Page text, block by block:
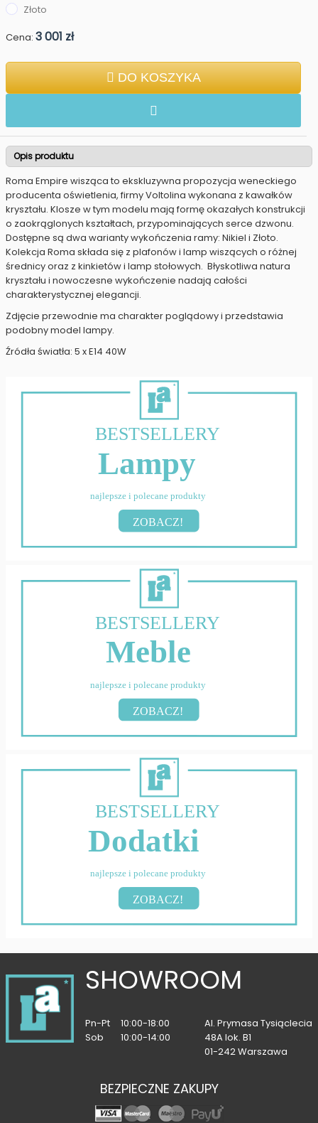
Złoto
Cena: 3 001 zł
DO KOSZYKA
Opis produktu
Roma Empire wisząca to ekskluzywna propozycja weneckiego
producenta oświetlenia, firmy Voltolina wykonana z kawałków
kryształu. Klosze w tym modelu mają formę okazałych konstrukcji
o zaokrąglonych kształtach, przypominających serce dzwonu.
Dostępne są dwa warianty wykończenia ramy: Nikiel i Złoto.
Kolekcja Roma składa się z plafonów i lamp wiszących o różnej
średnicy oraz z kinkietów i lamp stołowych. Błyskotliwa natura
kryształu i nowoczesne wykończenie nadają całości
charakterystycznej elegancji.
Zdjęcie przewodnie ma charakter poglądowy i przedstawia
podobny model lampy.
Źródła światła: 5 x E14 40W
BESTSELLERY
Lampy
najlepsze i polecane produkty
ZOBACZ!
BESTSELLERY
Meble
najlepsze i polecane produkty
ZOBACZ!
BESTSELLERY
Dodatki
najlepsze i polecane produkty
ZOBACZ!
SHOWROOM
Pn-Pt
10:00-18:00
Sob
10:00-14:00
Al. Prymasa Tysiąclecia
48A lok. B1
01-242 Warszawa
BEZPIECZNE ZAKUPY